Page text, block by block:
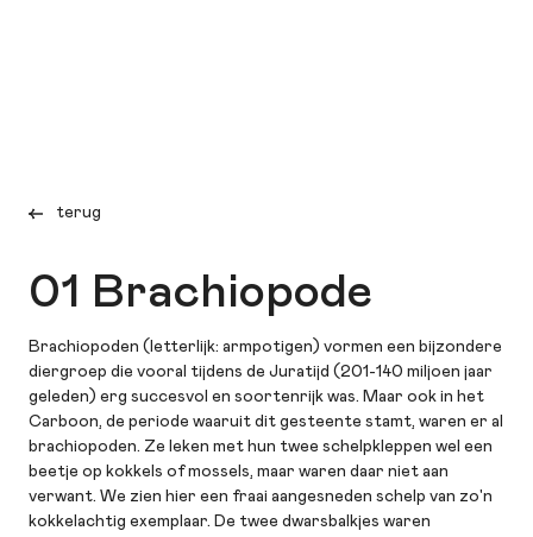
terug
01 Brachiopode
Brachiopoden (letterlijk: armpotigen) vormen een bijzondere
diergroep die vooral tijdens de Juratijd (201-140 miljoen jaar
geleden) erg succesvol en soortenrijk was. Maar ook in het
Carboon, de periode waaruit dit gesteente stamt, waren er al
brachiopoden. Ze leken met hun twee schelpkleppen wel een
beetje op kokkels of mossels, maar waren daar niet aan
verwant. We zien hier een fraai aangesneden schelp van zo'n
kokkelachtig exemplaar. De twee dwarsbalkjes waren